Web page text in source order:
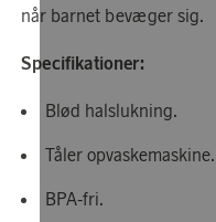
når barnet bevæger sig.
Specifikationer:
Blød halslukning.
Tåler opvaskemaskine.
BPA-fri.